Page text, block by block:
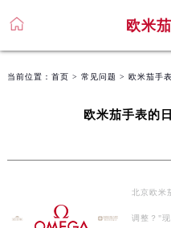
欧米
当前位置： 首页 > 常见问题 > 欧米茄手
欧米茄手表的
北京欧米
调整？"